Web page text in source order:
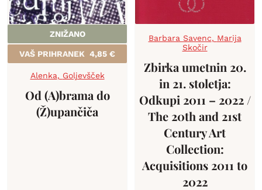
ZNIŽANO
VAŠ PRIHRANEK 4,85 €
Alenka, Goljevšček
Od (A)brama do
(Ž)upančiča
Barbara Savenc, Marija
Skočir
Zbirka umetnin 20.
in 21. stoletja:
Odkupi 2011 – 2022 /
The 20th and 21st
Century Art
Collection:
Acquisitions 2011 to
2022